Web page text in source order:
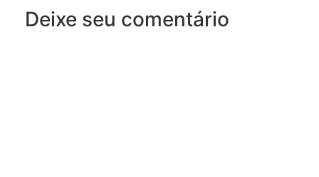
Deixe seu comentário